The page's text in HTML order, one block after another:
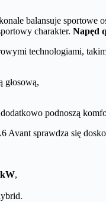
balansuje sportowe
charakter. Napęd
technologiami,
głosową,
dodatkowo podnoszą
Avant sprawdza się
,